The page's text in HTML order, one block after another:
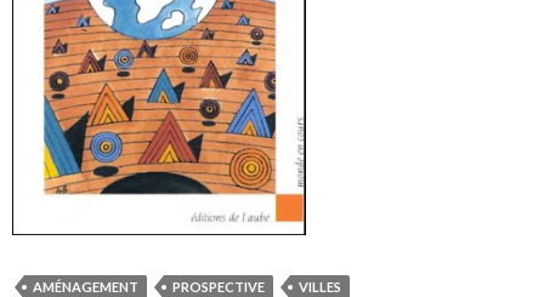
AMÉNAGEMENT PROSPECTIVE VILLES